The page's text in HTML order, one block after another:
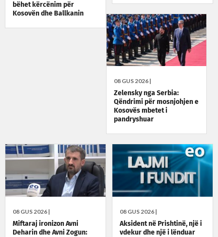
bëhet kërcënim për
Kosovën dhe Ballkanin
08 GUS 2026 |
Zelensky nga Serbia:
Qëndrimi për mosnjohjen e
Kosovës mbetet i
pandryshuar
08 GUS 2026 |
Aksident në Prishtinë, një i
vdekur dhe një i lënduar
08 GUS 2026 |
Miftaraj ironizon Avni
Deharin dhe Avni Zogun: